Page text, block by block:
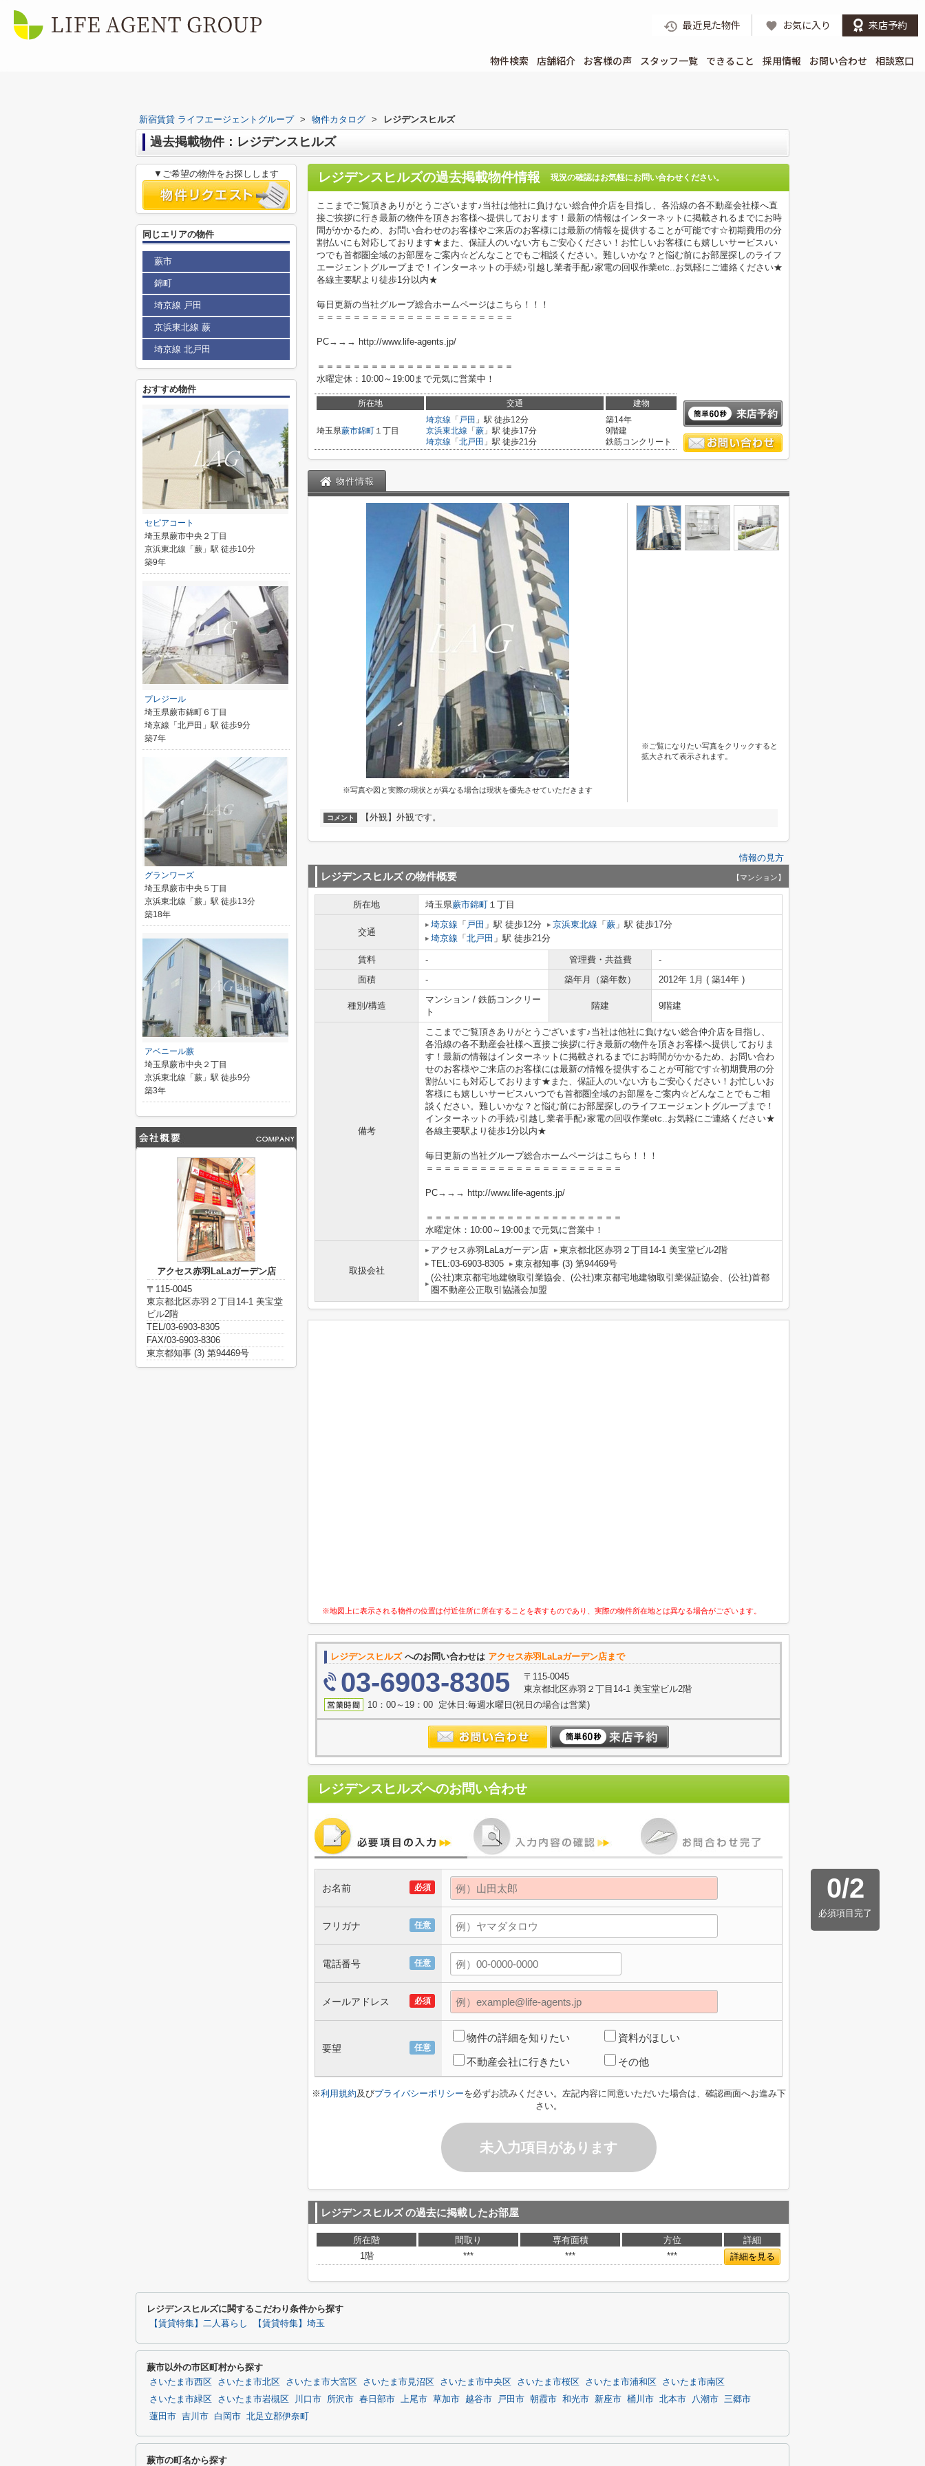
最近見た物件 お気に入り 来店予約
物件検索 店舗紹介 お客様の声 スタッフ一覧 できること 採用情報 お問い合わせ 相談窓口
新宿賃貸 ライフエージェントグループ > 物件カタログ > レジデンスヒルズ
過去掲載物件：レジデンスヒルズ
レジデンスヒルズの過去掲載物件情報 現況の確認はお気軽にお問い合わせください。
ここまでご覧頂きありがとうございます♪当社は他社に負けない総合仲介店を目指し、各沿線の各不動産会社様へ直
接ご挨拶に行き最新の物件を頂きお客様へ提供しております！最新の情報はインターネットに掲載されるまでにお時
間がかかるため、お問い合わせのお客様やご来店のお客様には最新の情報を提供することが可能です☆初期費用の分
割払いにも対応しております★また、保証人のいない方もご安心ください！お忙しいお客様にも嬉しいサービス♪い
つでも首都圏全域のお部屋をご案内☆どんなことでもご相談ください。難しいかな？と悩む前にお部屋探しのライフ
エージェントグループまで！インターネットの手続♪引越し業者手配♪家電の回収作業etc..お気軽にご連絡ください★
各線主要駅より徒歩1分以内★
毎日更新の当社グループ総合ホームページはこちら！！！
＝＝＝＝＝＝＝＝＝＝＝＝＝＝＝＝＝＝＝＝＝＝
PC→→→ http://www.life-agents.jp/
＝＝＝＝＝＝＝＝＝＝＝＝＝＝＝＝＝＝＝＝＝＝
水曜定休：10:00～19:00まで元気に営業中！
所在地 交通 建物
埼玉県蕨市錦町 １丁目
埼京線 「 戸田 」駅 徒歩12分
京浜東北線 「 蕨 」駅 徒歩17分
埼京線 「 北戸田 」駅 徒歩21分
築14年
9階建
鉄筋コンクリート
物件情報
※写真や図と実際の現状とが異なる場合は現状を優先させていただきます
※ご覧になりたい写真をクリックすると
拡大されて表示されます。
コメント 【外観】外観です。
情報の見方
レジデンスヒルズの物件概要 【マンション】
所在地 埼玉県蕨市錦町 １丁目
交通
埼京線 「 戸田 」駅 徒歩12分 京浜東北線 「 蕨 」駅 徒歩17分
埼京線 「 北戸田 」駅 徒歩21分
賃料 - 管理費・共益費
-
面積
- 築年月（築年数） 2012年 1月 ( 築14年 )
種別/構造
マンション / 鉄筋コンクリー
ト
階建 9階建
備考
ここまでご覧頂きありがとうございます♪当社は他社に負けない総合仲介店を目指し、
各沿線の各不動産会社様へ直接ご挨拶に行き最新の物件を頂きお客様へ提供しておりま
す！最新の情報はインターネットに掲載されるまでにお時間がかかるため、お問い合わ
せのお客様やご来店のお客様には最新の情報を提供することが可能です☆初期費用の分
割払いにも対応しております★また、保証人のいない方もご安心ください！お忙しいお
客様にも嬉しいサービス♪いつでも首都圏全域のお部屋をご案内☆どんなことでもご相
談ください。難しいかな？と悩む前にお部屋探しのライフエージェントグループまで！
インターネットの手続♪引越し業者手配♪家電の回収作業etc..お気軽にご連絡ください★
各線主要駅より徒歩1分以内★
毎日更新の当社グループ総合ホームページはこちら！！！
＝＝＝＝＝＝＝＝＝＝＝＝＝＝＝＝＝＝＝＝＝＝
PC→→→ http://www.life-agents.jp/
＝＝＝＝＝＝＝＝＝＝＝＝＝＝＝＝＝＝＝＝＝＝
水曜定休：10:00～19:00まで元気に営業中！
取扱会社
アクセス赤羽LaLaガーデン店
東京都北区赤羽２丁目14-1 美宝堂ビル2階
TEL:03-6903-8305
東京都知事 (3) 第94469号
(公社)東京都宅地建物取引業協会、(公社)東京都宅地建物取引業保証協会、(公社)首都
圏不動産公正取引協議会加盟
※地図上に表示される物件の位置は付近住所に所在することを表すものであり、実際の物件所在地とは異なる場合がございます。
レジデンスヒルズへのお問い合わせは アクセス赤羽LaLaガーデン店まで
03-6903-8305
〒115-0045
東京都北区赤羽２丁目14-1 美宝堂ビル2階
10：00～19：00 定休日:毎週水曜日(祝日の場合は営業)
レジデンスヒルズへのお問い合わせ
0/2
必須項目完了
必須
お名前
任意
フリガナ
任意
電話番号
必須
メールアドレス
任意
要望
物件の詳細を知りたい 資料がほしい
不動産会社に行きたい その他
※利用規約及びプライバシーポリシーを必ずお読みください。左記内容に同意いただいた場合は、確認画面へお進み下
さい。
未入力項目があります
レジデンスヒルズの過去に掲載したお部屋
所在階 間取り 専有面積 方位
詳細
1階
*** *** *** 詳細を見る
▼ご希望の物件をお探しします
同じエリアの物件
蕨市
錦町
埼京線 戸田
京浜東北線 蕨
埼京線 北戸田
おすすめ物件
セピアコート
埼玉県蕨市中央２丁目
京浜東北線「蕨」駅 徒歩10分
築9年
プレジール
埼玉県蕨市錦町６丁目
埼京線「北戸田」駅 徒歩9分
築7年
グランワーズ
埼玉県蕨市中央５丁目
京浜東北線「蕨」駅 徒歩13分
築18年
アベニール蕨
埼玉県蕨市中央２丁目
京浜東北線「蕨」駅 徒歩9分
築3年
アクセス赤羽LaLaガーデン店
〒115-0045
東京都北区赤羽２丁目14-1 美宝堂
ビル2階
TEL/03-6903-8305
FAX/03-6903-8306
東京都知事 (3) 第94469号
レジデンスヒルズに関するこだわり条件から探す
【賃貸特集】二人暮らし 【賃貸特集】埼玉
蕨市以外の市区町村から探す
さいたま市西区 さいたま市北区 さいたま市大宮区 さいたま市見沼区 さいたま市中央区 さいたま市桜区 さいたま市浦和区
さいたま市南区
さいたま市緑区
さいたま市岩槻区 川口市 所沢市 春日部市 上尾市 草加市 越谷市 戸田市 朝霞市 和光市 新座市 桶川市 北本市 八潮市 三郷市
蓮田市 吉川市 白岡市 北足立郡伊奈町
蕨市の町名から探す